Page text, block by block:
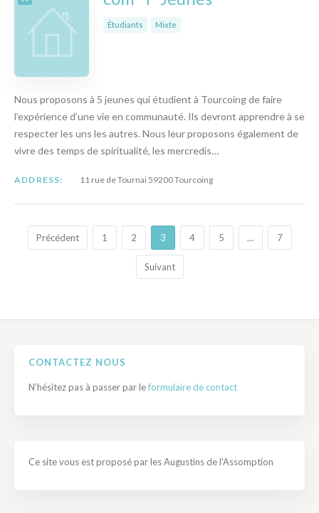
Étudiants Mixte
Nous proposons à 5 jeunes qui étudient à Tourcoing de faire
l’expérience d’une vie en communauté. Ils devront apprendre à se
respecter les uns les autres. Nous leur proposons également de
vivre des temps de spiritualité, les mercredis…
ADDRESS: 11 rue de Tournai 59200 Tourcoing
Précédent 1 2 3 4 5 … 7
Suivant
CONTACTEZ NOUS
N’hésitez pas à passer par leformulaire de contact
Ce site vous est proposé par les Augustins de l'Assomption